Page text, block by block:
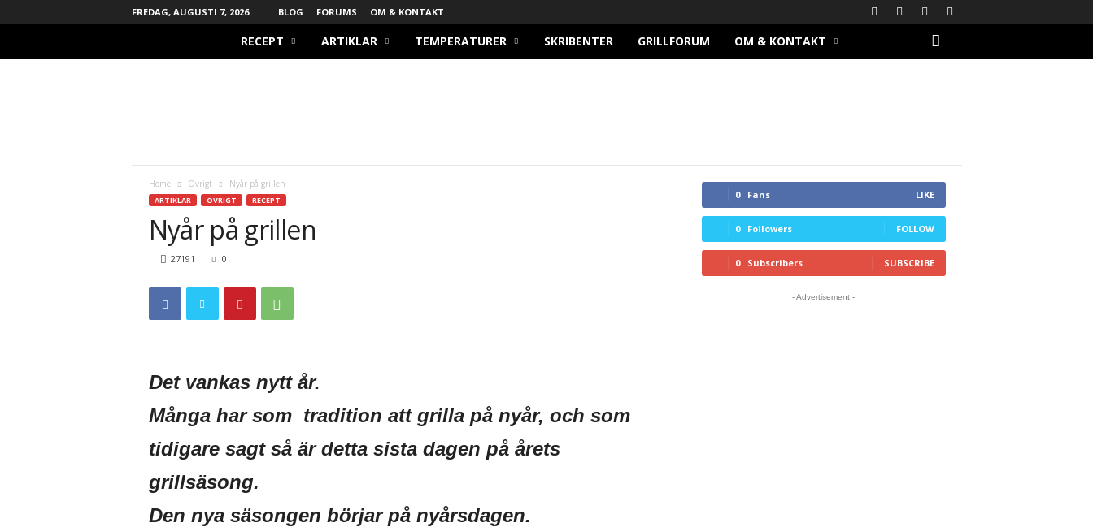
FREDAG, AUGUSTI 7, 2026 BLOG FORUMS
OM & KONTAKT
RECEPT ARTIKLAR TEMPERATURER SKRIBENTER GRILLFORUM OM & KONTAKT
Home Övrigt Nyår på grillen
ARTIKLAR ÖVRIGT RECEPT
Nyår på grillen
27191 0
Det vankas nytt år.
Många har som tradition att grilla på nyår, och som
tidigare sagt så är detta sista dagen på årets
grillsäsong.
Den nya säsongen börjar på nyårsdagen.
0 Fans LIKE
0 Followers FOLLOW
0 Subscribers SUBSCRIBE
- Advertisement -